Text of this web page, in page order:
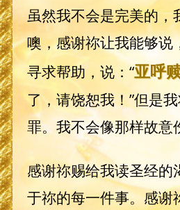
虽然我不会是完美的，
噢，感谢祢让我能够说
寻求帮助，说：“亚呼
了，请饶恕我！”但是
罪。我不会像那样故意
感谢祢赐给我读圣经的
于祢的每一件事。感谢